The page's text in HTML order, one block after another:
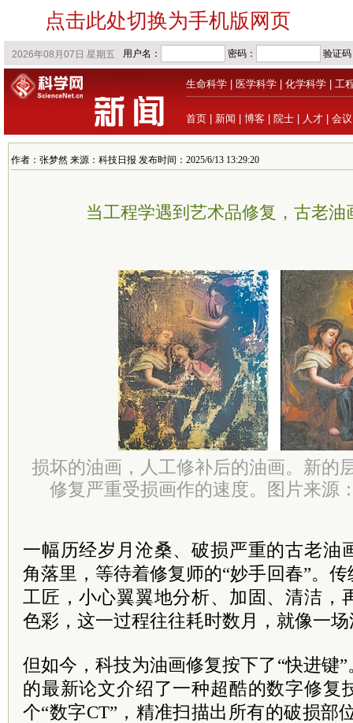
点击此处切换为手机版网页
生命科学 医学科学 化学科学 工
首页 新闻 博客 院士 人才 会议
作者：张梦然 来源：科技日报 发布时间：2025/6/13 13:29:20
当工程学遇到艺术品修复，古老油
损坏的油画，人工修补后的油画。新的
修复严重受损画作的速度。图片来源
一幅历经岁月沧桑、破损严重的古老油
角落里，等待着修复师的“妙手回春”。
工匠，小心翼翼地分析、加固、清洁，
色彩，这一过程往往耗时数月，就像一
但如今，科技为油画修复按下了“快进键
的最新论文介绍了一种超酷的数字修复
个“数字CT”，精准扫描出所有的破损部